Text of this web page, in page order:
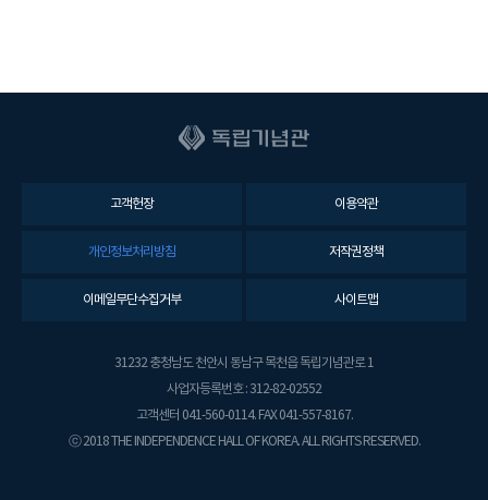
고객헌장 이용약관
개인정보처리방침 저작권정책
이메일무단수집거부 사이트맵
31232 충청남도 천안시 동남구 목천읍 독립기념관로 1
사업자등록번호 : 312-82-02552
고객센터 041-560-0114. FAX 041-557-8167.
ⓒ 2018 THE INDEPENDENCE HALL OF KOREA. ALL RIGHTS RESERVED.